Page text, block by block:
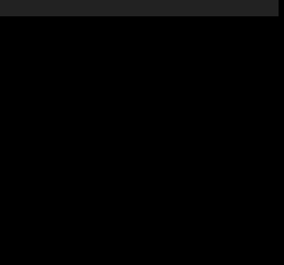
JUNIO 12, 2026 0